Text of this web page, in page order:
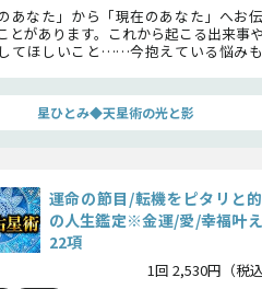
のあなた」から「現在のあなた」へお
とがあります。これから起こる出来事や
てほしいこと……今抱えている悩み
めてみませんか。
星ひとみ◆天星術の光と影
運命の節目/転機をピタリと
の人生鑑定※金運/愛/幸福叶
22項
1回 2,530円（税込